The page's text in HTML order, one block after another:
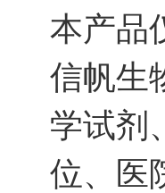
本产品
信帆生
学试剂
位、医